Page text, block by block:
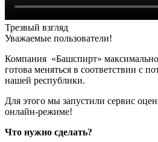
Трезвый взгляд
Уважаемые пользователи!
Компания «Башспирт» максимально
готова меняться в соответствии с
нашей республики.
Для этого мы запустили сервис
онлайн-режиме!
Что нужно сделать?